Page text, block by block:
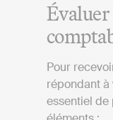
Évaluer
Pour
répondant à
essentiel